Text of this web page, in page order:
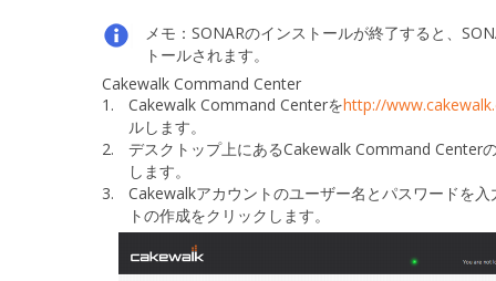
メモ：SONARのインストールが終了すると、
トールされます。
Cakewalk Command Center
1.
Cakewalk Command Centerをhttp://
ルします。
2.
デスクトップ上にあるCakewalk Command Center
します。
3.
Cakewalkアカウントのユーザー名とパスワードを入
トの作成をクリックします。